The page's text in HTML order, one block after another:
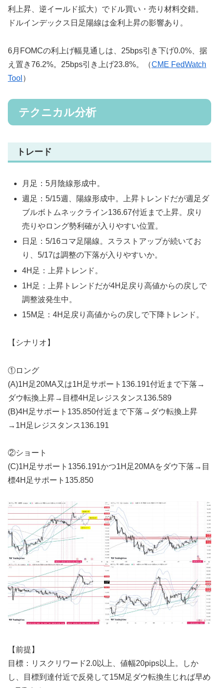
利上昇、逆イールド拡大）でドル買い・売り材料交錯。
ドルインデックス日足陽線は金利上昇の影響あり。
6月FOMCの利上げ幅見通しは、25bps引き下げ0.0%、据
え置き76.2%。25bps引き上げ23.8%。（CME FedWatch
Tool ）
テクニカル分析
トレード
月足：5月陰線形成中。
週足：5/15週、陽線形成中。上昇トレンドだが週足ダ
ブルボトムネックライン136.67付近まで上昇。戻り
売りやロング勢利確が入りやすい位置。
日足：5/16コマ足陽線。スラストアップが続いてお
り、5/17は調整の下落が入りやすいか。
4H足：上昇トレンド。
1H足：上昇トレンドだが4H足戻り高値からの戻しで
調整波発生中。
15M足：4H足戻り高値からの戻しで下降トレンド。
【シナリオ】
①ロング
(A)1H足20MA又は1H足サポート136.191付近まで下落→
ダウ転換上昇→目標4H足レジスタンス136.589
(B)4H足サポート135.850付近まで下落→ダウ転換上昇
→1H足レジスタンス136.191
②ショート
(C)1H足サポート1356.191かつ1H足20MAをダウ下落→目
標4H足サポート135.850
【前提】
目標：リスクリワード2.0以上、値幅20pips以上。しか
し、目標到達付近で反発して15M足ダウ転換生じれば早め